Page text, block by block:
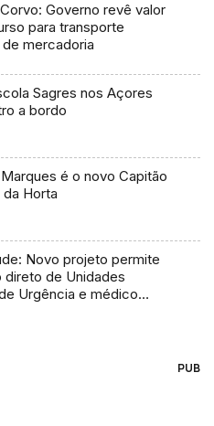
Governo revê valor
para transporte
mercadoria
Sagres nos Açores
a bordo
é o novo Capitão
Horta
Novo projeto permite
de Unidades
Urgência e médico
PUB